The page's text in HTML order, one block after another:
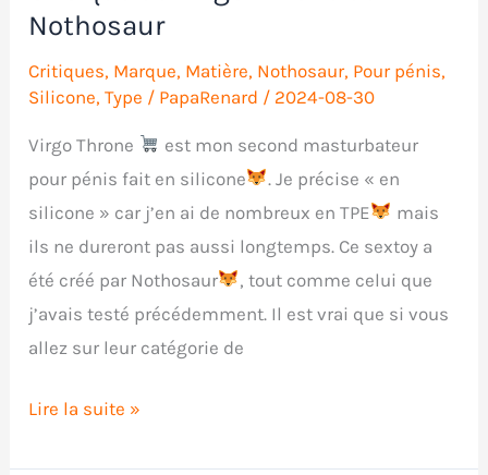
Nothosaur
Critiques, Marque, Matière, Nothosaur, Pour pénis,
Silicone,Type / PapaRenard / 2024-08-30
Virgo Throne
est mon second masturbateur
pour pénis fait en silicone
. Je précise « en
silicone » car j’en ai de nombreux en TPE
mais
ils ne dureront pas aussi longtemps. Ce sextoy a
été créé par Nothosaur
, tout comme celui que
j’avais testé précédemment. Il est vrai que si vous
allez sur leur catégorie de
Critique
Lire la suite »